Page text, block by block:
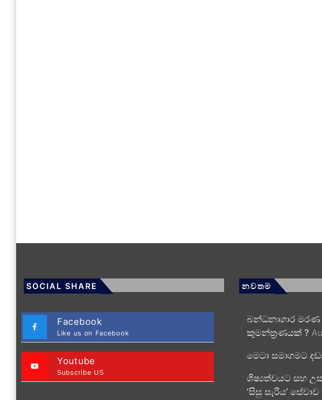
SOCIAL SHARE
Facebook
Like us on Facebook
Youtube
Subscribe US
නවතම
බන්ධනාගාර මරණ
කුමන්ත්‍රණයක් ?
මෙටා සමාගමට
ශිෂ්‍යත්වයට සහ
‘සිසු සැරිය’